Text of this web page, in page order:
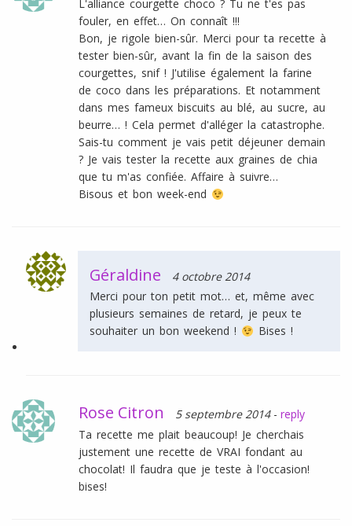
L'alliance courgette choco ? Tu ne t'es pas
fouler, en effet… On connaît !!!
Bon, je rigole bien-sûr. Merci pour ta recette à
tester bien-sûr, avant la fin de la saison des
courgettes, snif ! J'utilise également la farine
de coco dans les préparations. Et notamment
dans mes fameux biscuits au blé, au sucre, au
beurre… ! Cela permet d'alléger la catastrophe.
Sais-tu comment je vais petit déjeuner demain
? Je vais tester la recette aux graines de chia
que tu m'as confiée. Affaire à suivre…
Bisous et bon week-end
Géraldine
4 octobre 2014
Merci pour ton petit mot… et, même avec
plusieurs semaines de retard, je peux te
souhaiter un bon weekend !
Bises !
Rose Citron 5 septembre 2014 - reply
Ta recette me plait beaucoup! Je cherchais
justement une recette de VRAI fondant au
chocolat! Il faudra que je teste à l'occasion!
bises!